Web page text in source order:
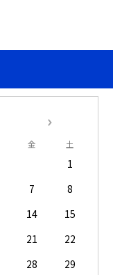
金 土
1
7
8
14
15
21
22
28
29